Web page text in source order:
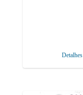
Detalhes